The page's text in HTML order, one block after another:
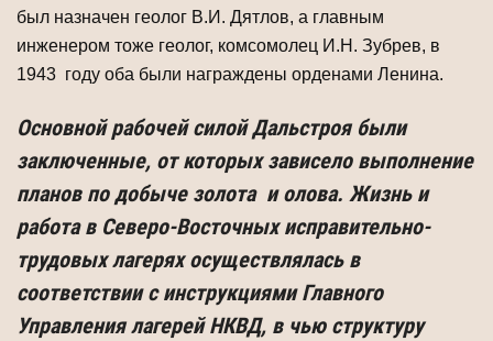
был назначен геолог В.И. Дятлов, а главным
инженером тоже геолог, комсомолец И.Н. Зубрев, в
1943 году оба были награждены орденами Ленина.
Основной рабочей силой Дальстроя были
заключенные, от которых зависело выполнение
планов по добыче золота и олова. Жизнь и
работа в Северо-Восточных исправительно-
трудовых лагерях осуществлялась в
соответствии с инструкциями Главного
Управления лагерей НКВД, в чью структуру